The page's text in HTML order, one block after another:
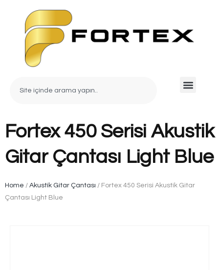
Fortex 450 Serisi Akustik
Gitar Çantası Light Blue
Home / Akustik Gitar Çantası / Fortex 450 Serisi Akustik Gitar
Çantası Light Blue